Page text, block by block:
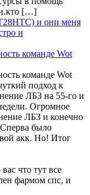
[…]
и они меня
и
команде Wot
команде Wot
подход к
ЛБЗ на 55-го и
Огромное
ЛБЗ и конечно
было
акк. Но! Итог
что тут все
фармом спс, и